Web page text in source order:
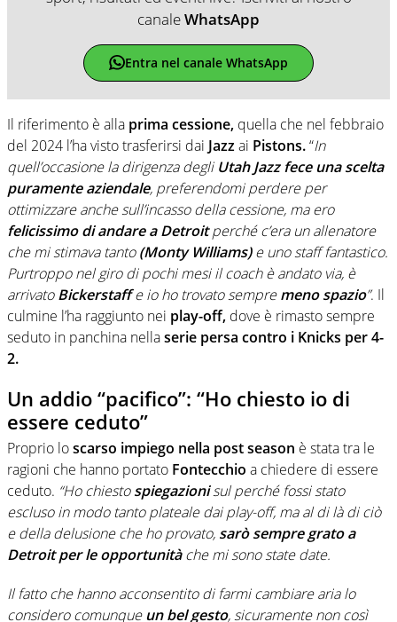
canaleWhatsApp
Entra nel canale WhatsApp
Il riferimento è alla prima cessione, quella che nel febbraio
del 2024 l’ha visto trasferirsi dai Jazzai Pistons.“In
quell’occasione la dirigenza degli Utah Jazz fece una scelta
puramente aziendale, preferendomi perdere per
ottimizzare anche sull’incasso della cessione, ma ero
felicissimo di andare a Detroitperché c’era un allenatore
che mi stimava tanto(Monty Williams)e uno staff fantastico.
Purtroppo nel giro di pochi mesi il coach è andato via, è
arrivatoBickerstaffe io ho trovato sempremeno spazio”. Il
culmine l’ha raggiunto nei play-off, dove è rimasto sempre
seduto in panchina nellaserie persa contro i Knicks per 4-
2.
Un addio “pacifico”: “Ho chiesto io di
essere ceduto”
Proprio loscarso impiego nella post season è stata tra le
ragioni che hanno portato Fontecchio a chiedere di essere
ceduto. “Ho chiestospiegazionisul perché fossi stato
escluso in modo tanto plateale dai play-off, ma al di là di ciò
e della delusione che ho provato, sarò sempre grato a
Detroit per le opportunitàche mi sono state date.
Il fatto che hanno acconsentito di farmi cambiare aria lo
considero comunqueun bel gesto, sicuramente non così